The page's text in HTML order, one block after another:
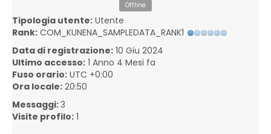
Offline
Tipologia utente: Utente
Rank: COM_KUNENA_SAMPLEDATA_RANK1
Data di registrazione: 10 Giu 2024
Ultimo accesso: 1 Anno 4 Mesi fa
Fuso orario: UTC +0:00
Ora locale: 20:50
Messaggi:3
Visite profilo: 1